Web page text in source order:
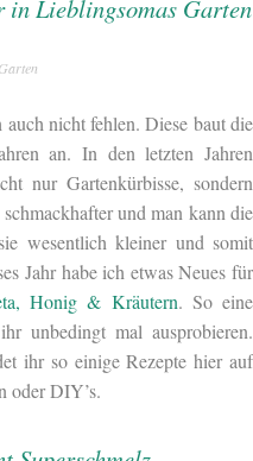
nicht fehlen. Diese baut die
an. In den letzten Jahren
nur Gartenkürbisse, sondern
und man kann die
wesentlich kleiner und somit
Jahr habe ich etwas Neues für
Honig & Kräutern. So eine
unbedingt mal ausprobieren.
ihr so einige Rezepte hier auf
oder DIY’s.